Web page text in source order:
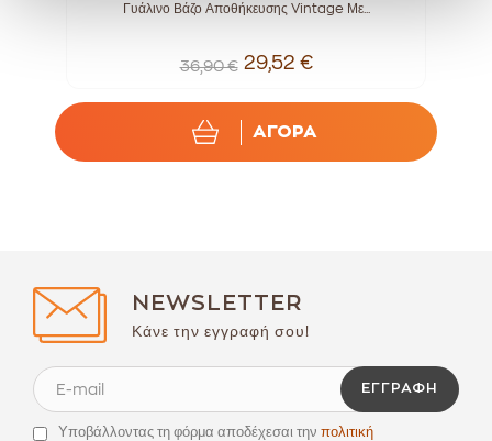
Γυάλινο Βάζο Αποθήκευσης Vintage Με...
36,90 € 29,52 €
ΑΓΟΡΑ
NEWSLETTER
Κάνε την εγγραφή σου!
ΕΓΓΡΑΦΉ
Υποβάλλοντας τη φόρμα αποδέχεσαι την πολιτική